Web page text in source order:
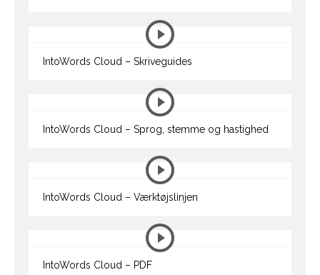
IntoWords Cloud – Skriveguides
IntoWords Cloud – Sprog, stemme og hastighed
IntoWords Cloud – Værktøjslinjen
IntoWords Cloud – PDF